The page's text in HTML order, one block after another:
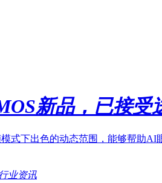
新品，已接受
式下出色的动态范围，能够帮助
业资讯